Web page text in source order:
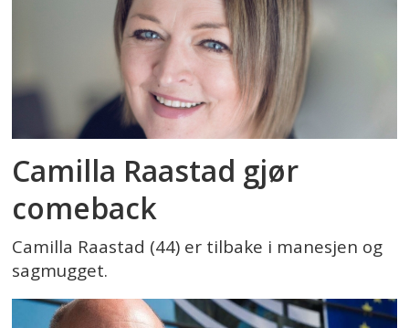
Camilla Raastad gjør
comeback
Camilla Raastad (44) er tilbake i manesjen og
sagmugget.